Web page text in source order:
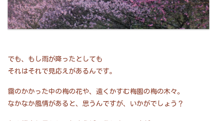
でも、もし雨が降ったとしても
それはそれで見応えがあるんです。
靄のかかった中の梅の花や、遠くかすむ梅園の梅の木々。
なかなか風情があると、思うんですが、いかがでしょう？